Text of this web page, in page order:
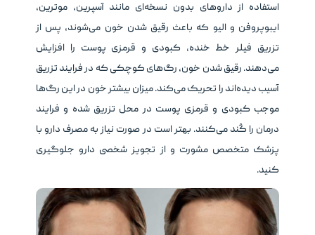
استفاده از داروهای بدون نسخه‌ای مانند آسپرین، موترین،
ایبوپروفن و الیو که باعث رقیق شدن خون می‌شوند، پس از
تزریق فیلر خط خنده، کبودی و قرمزی پوست را افزایش
می‌دهند. رقیق شدن خون، رگ‌های کوچکی که در فرایند تزریق
آسیب دیده‌اند را تحریک می‌کند. میزان بیشتر خون در این رگ‌ها
موجب کبودی و قرمزی پوست در محل تزریق شده و فرایند
درمان را کُند می‌کنند. بهتر است در صورت نیاز به مصرف دارو با
پزشک متخصص مشورت و از تجویز شخصی دارو جلوگیری
کنید.